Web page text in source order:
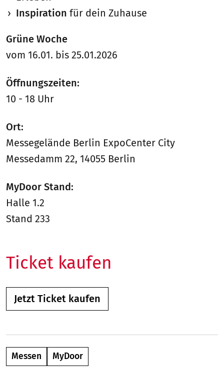
Inspiration für dein Zuhause
Grüne Woche
vom 16.01. bis 25.01.2026
Öffnungszeiten:
10 - 18 Uhr
Ort:
Messegelände Berlin ExpoCenter City
Messedamm 22, 14055 Berlin
MyDoor Stand:
Halle 1.2
Stand 233
Ticket kaufen
Jetzt Ticket kaufen
Messen MyDoor